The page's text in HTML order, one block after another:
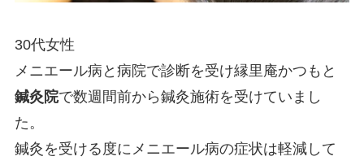
30代女性
メニエール病と病院で診断を受け縁里庵かつもと
鍼灸院で数週間前から鍼灸施術を受けていまし
た。
鍼灸を受ける度にメニエール病の症状は軽減して